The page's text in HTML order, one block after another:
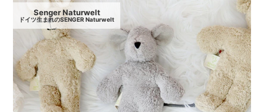
Senger Naturwelt
ドイツ生まれのSENGER Naturwelt